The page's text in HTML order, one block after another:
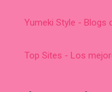
Yumeki Style - Blogs
Top Sites - Los